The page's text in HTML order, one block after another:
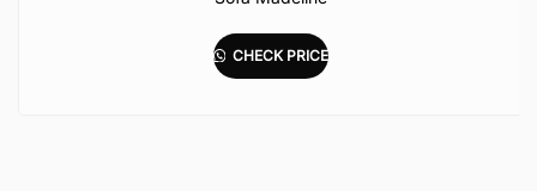
CHECK PRICE